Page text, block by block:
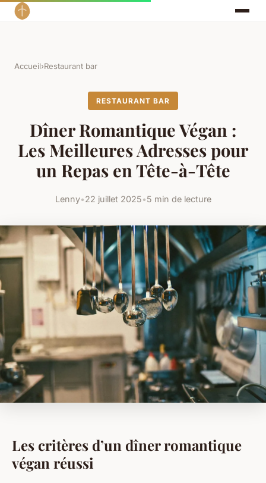
Accueil›Restaurant bar
RESTAURANT BAR
Dîner Romantique Végan :
Les Meilleures Adresses pour
un Repas en Tête-à-Tête
Lenny•22 juillet 2025•5 min de lecture
Les critères d’un dîner romantique
végan réussi